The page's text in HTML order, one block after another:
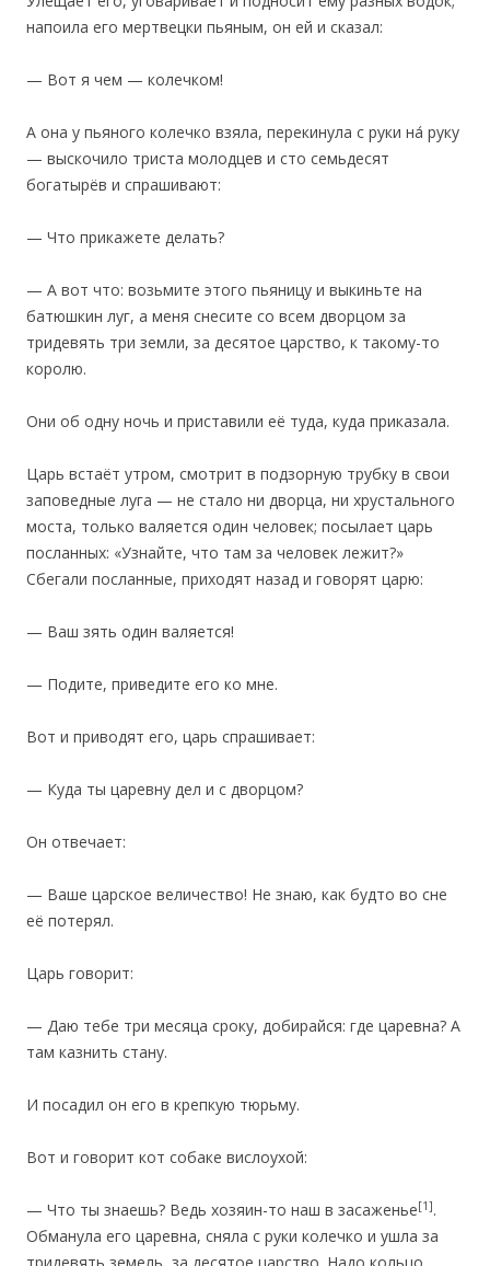
напоила его мертвецки пьяным, он ей и сказал:
— Вот я чем — колечком!
А она у пьяного колечко взяла, перекинула с руки на́ руку
— выскочило триста молодцев и сто семьдесят
богатырёв и спрашивают:
— Что прикажете делать?
— А вот что: возьмите этого пьяницу и выкиньте на
батюшкин луг, а меня снесите со всем дворцом за
тридевять три земли, за десятое царство, к такому-то
королю.
Они об одну ночь и приставили её туда, куда приказала.
‎Царь встаёт утром, смотрит в подзорную трубку в свои
заповедные луга — не стало ни дворца, ни хрустального
моста, только валяется один человек; посылает царь
посланных: «Узнайте, что там за человек лежит?»
Сбегали посланные, приходят назад и говорят царю:
— Ваш зять один валяется!
— Подите, приведите его ко мне.
Вот и приводят его, царь спрашивает:
— Куда ты царевну дел и с дворцом?
Он отвечает:
— Ваше царское величество! Не знаю, как будто во сне
её потерял.
Царь говорит:
— Даю тебе три месяца сроку, добирайся: где царевна? А
там казнить стану.
И посадил он его в крепкую тюрьму.
‎Вот и говорит кот собаке вислоухой:
— Что ты знаешь? Ведь хозяин-то наш в засаженье[1].
Обманула его царевна, сняла с руки колечко и ушла за